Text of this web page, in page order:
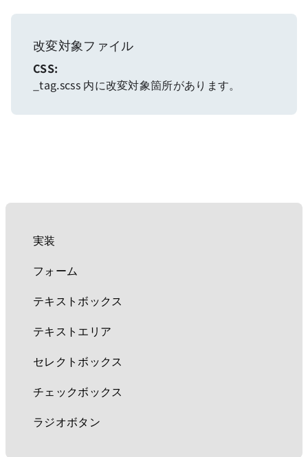
改変対象ファイル
CSS:
_tag.scss 内に改変対象箇所があります。
実装
フォーム
テキストボックス
テキストエリア
セレクトボックス
チェックボックス
ラジオボタン